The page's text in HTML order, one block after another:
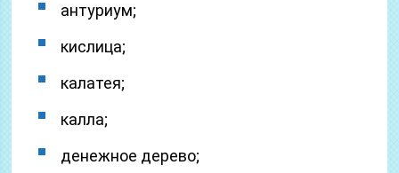
антуриум;
кислица;
калатея;
калла;
денежное дерево;